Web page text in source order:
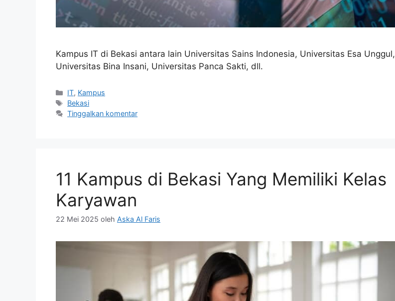
Kampus IT di Bekasi antara lain Universitas Sains Indonesia, Universitas Esa Unggul,
Universitas Bina Insani, Universitas Panca Sakti, dll.
Kategori
IT, Kampus
Tag
Bekasi
Tinggalkan komentar
11 Kampus di Bekasi Yang Memiliki Kelas
Karyawan
22 Mei 2025 oleh Aska Al Faris